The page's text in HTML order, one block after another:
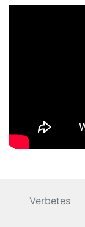
Verbetes